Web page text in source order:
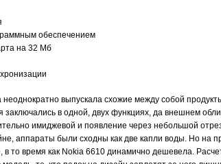
обеспечением
на 32 Мб
неоднократно выпускала схожие между собой
заключались в одной, двух функциях, да внешнем
имиджевой и появление через небольшой
аппараты были сходны как две капли воды. Но на
в то время как Nokia 6610 динамично дешевела.